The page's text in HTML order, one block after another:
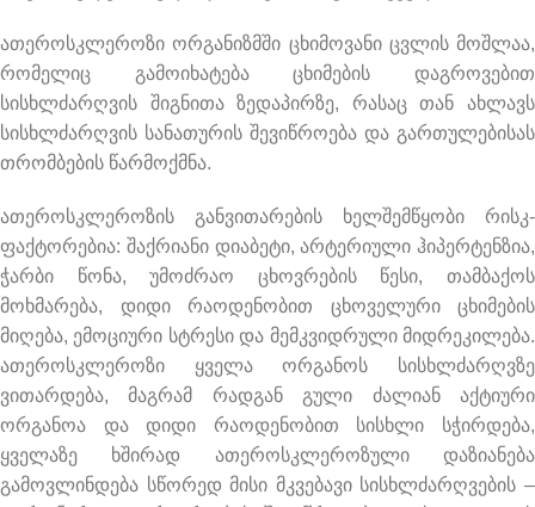
ათეროსკლეროზი ორგანიზმში ცხიმოვანი ცვლის მოშლაა,
რომელიც გამოიხატება ცხიმების დაგროვებით
სისხლძარღვის შიგნითა ზედაპირზე, რასაც თან ახლავს
სისხლძარღვის სანათურის შევიწროება და გართულებისას
თრომბების წარმოქმნა.
ათეროსკლეროზის განვითარების ხელშემწყობი რისკ-
ფაქტორებია: შაქრიანი დიაბეტი, არტერიული ჰიპერტენზია,
ჭარბი წონა, უმოძრაო ცხოვრების წესი, თამბაქოს
მოხმარება, დიდი რაოდენობით ცხოველური ცხიმების
მიღება, ემოციური სტრესი და მემკვიდრული მიდრეკილება.
ათეროსკლეროზი ყველა ორგანოს სისხლძარღვზე
ვითარდება, მაგრამ რადგან გული ძალიან აქტიური
ორგანოა და დიდი რაოდენობით სისხლი სჭირდება,
ყველაზე ხშირად ათეროსკლეროზული დაზიანება
გამოვლინდება სწორედ მისი მკვებავი სისხლძარღვების –